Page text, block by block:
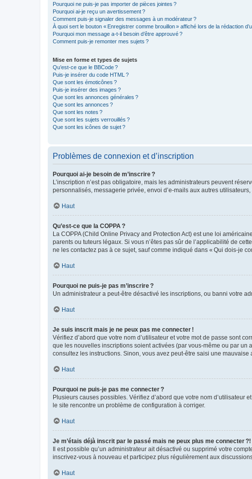
Pourquoi ne puis-je pas importer de pièces jointes ?
Pourquoi ai-je reçu un avertissement ?
Comment puis-je signaler des messages à un modérateur ?
À quoi sert le bouton « Enregistrer comme brouillon » affiché lors de la rédaction
Pourquoi mon message a-t-il besoin d’être approuvé ?
Comment puis-je remonter mes sujets ?
Mise en forme et types de sujets
Qu’est-ce que le BBCode ?
Puis-je insérer du code HTML ?
Que sont les émoticônes ?
Puis-je insérer des images ?
Que sont les annonces générales ?
Que sont les annonces ?
Que sont les notes ?
Que sont les sujets verrouillés ?
Que sont les icônes de sujet ?
Problèmes de connexion et d’inscription
Pourquoi ai-je besoin de m’inscrire ?
L’inscription n’est pas obligatoire, mais les administrateurs peuvent
personnalisés, messagerie privée, envoi d’e-mails aux autres
Haut
Qu’est-ce que la COPPA ?
La COPPA (Child Online Privacy and Protection Act) est une loi
parents ou tuteurs légaux. Si vous n’êtes pas sûr de l’applicabilité de
ne les contactez pas à ce sujet, sauf comme indiqué dans « Qui dois-je
Haut
Pourquoi ne puis-je pas m’inscrire ?
Un administrateur a peut-être désactivé les inscriptions, ou banni votre
Haut
Je suis inscrit mais je ne peux pas me connecter !
Vérifiez d’abord que votre nom d’utilisateur et votre mot de passe sont
que les nouvelles inscriptions soient activées (par vous-même ou par
consultez les instructions. Sinon, vous avez peut-être saisi une
Haut
Pourquoi ne puis-je pas me connecter ?
Plusieurs causes possibles. Vérifiez d’abord que votre nom d’utilisateur
le site rencontre un problème de configuration à corriger.
Haut
Je m’étais déjà inscrit par le passé mais ne peux plus me connecter ?!
Il est possible qu’un administrateur ait désactivé ou supprimé votre
inscrivez-vous à nouveau et participez plus régulièrement aux
Haut